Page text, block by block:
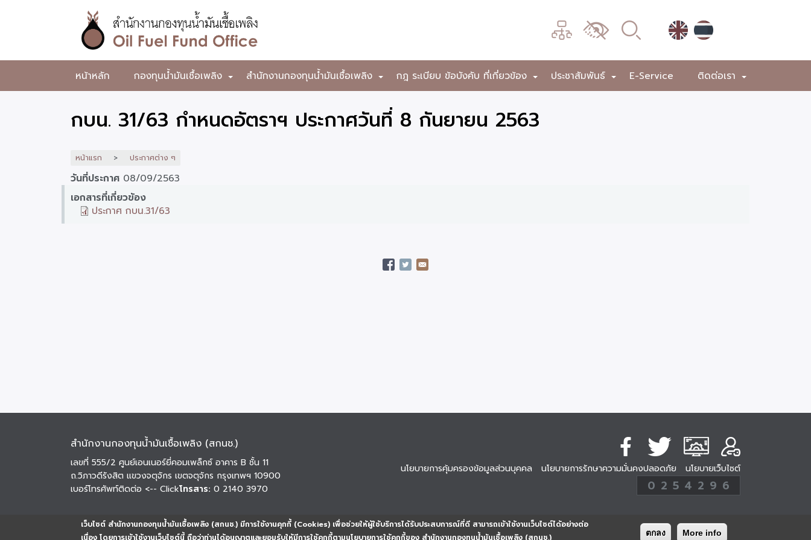
เว็บไซต์ สำนักงานกองทุนน้ำมันเชื้อเพลิง (สกนช.) มีการใช้งานคุกกี้ (Cookies) เพื่อช่วยให้ผู้ใช้บริการได้รับประสบการณ์ที่ดี สามารถเข้าใช้งานเว็บไซต์ได้อย่างต่อ
เนื่อง โดยการเข้าใช้งานเว็บไซต์นี้ ถือว่าท่านได้อนุญาตและยอมรับให้มีการใช้คุกกี้ตามนโยบายการใช้คุกกี้ของ สำนักงานกองทุนน้ำมันเชื้อเพลิง (สกนช.)
ตกลง More info
หลัก
สำนักงาน
กองทุน
น้ำมัน
เพลิง
เมนู
เปลี่ยน
ผล
หน้าหลัก +
กองทุนน้ำมันเชื้อเพลิง +
สำนักงานกองทุนน้ำมันเชื้อเพลิง +
กฎ ระเบียบ ข้อบังคับ ที่เกี่ยวข้อง +
ประชาสัมพันธ์ E-Service +
ติดต่อเรา
กบน. 31/63 กำหนดอัตราฯ ประกาศวันที่ 8 กันยายน 2563
หน้าแรก ประกาศต่าง ๆ
วันที่ประกาศ 08/09/2563
เอกสารที่เกี่ยวข้อง
ประกาศ กบน.31/63
สำนักงานกองทุนน้ำมันเชื้อเพลิง (สกนช.)
เลขที่ 555/2 ศูนย์เอนเนอร์ยี่คอมเพล็กซ์ อาคาร B ชั้น 11
ถ.วิภาวดีรังสิต แขวงจตุจักร เขตจตุจักร กรุงเทพฯ 10900
เบอร์โทรศัพท์ติดต่อ <-- Clickโทรสาร: 0 2140 3970
นโยบายการคุ้มครองข้อมูลส่วนบุคคล นโยบายการรักษาความมั่นคงปลอดภัย นโยบายเว็บไซต์
254296
ครั้ง
0 2 5 4 2 9 6